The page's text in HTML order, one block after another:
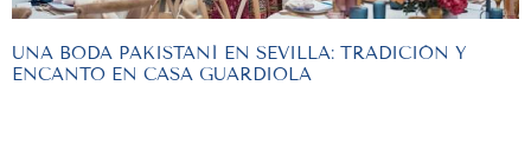
UNA BODA PAKISTANÍ EN SEVILLA: TRADICIÓN Y
ENCANTO EN CASA GUARDIOLA